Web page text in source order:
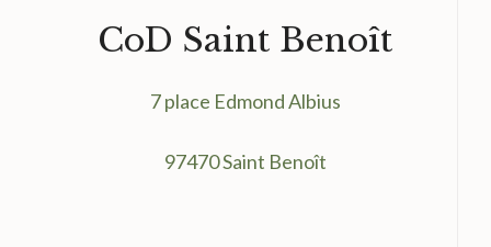
CoD Saint Benoît
7 place Edmond Albius
97470 Saint Benoît